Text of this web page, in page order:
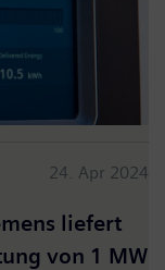
24. Apr 2024
liefert
von 1 MW